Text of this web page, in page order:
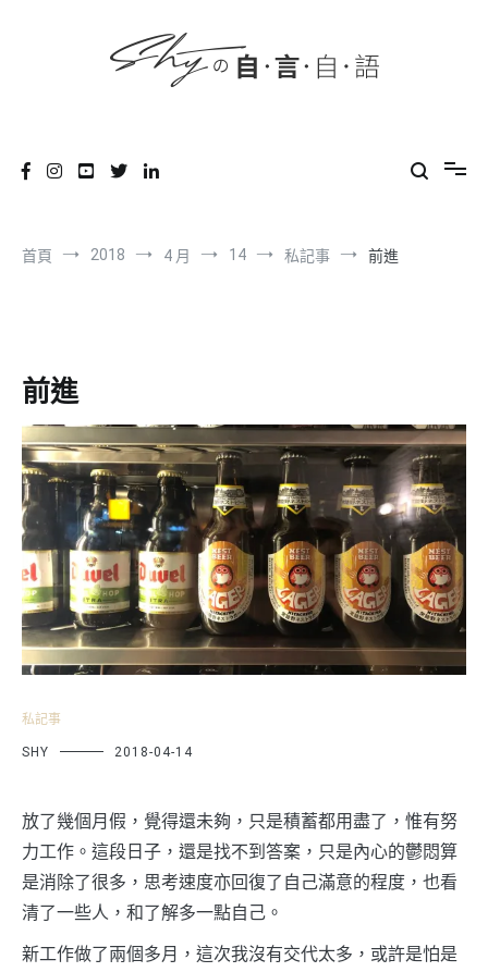
首頁 2018 4 月 14 私記事 前進
前進
私記事
SHY 2018-04-14
放了幾個月假，覺得還未夠，只是積蓄都用盡了，惟有努
力工作。這段日子，還是找不到答案，只是內心的鬱悶算
是消除了很多，思考速度亦回復了自己滿意的程度，也看
清了一些人，和了解多一點自己。
新工作做了兩個多月，這次我沒有交代太多，或許是怕是